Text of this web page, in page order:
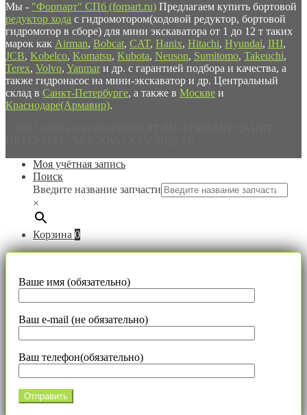
Мы - "Форпарт" СПб (forpart.ru) Предлагаем купить бортовой
редуктор хода с гидромотором(ходовой редуктор, бортовой
гидромотор в сборе) для мини экскаватора от 1 до 12 т таких
марок как Airman, Bobcat, CAT, Hanix, Hitachi, Hyundai, IHI,
JCB, Kobelco, Komatsu, Kubota, Neuson, Sumitomo, Takeuchi,
Terex, Volvo, Yanmar и др. с гарантией подбора и качества, а
также гидронасос на мини-экскаватор и др. Центральный
склад в Санкт-Петербурге, а также в Москве и
Краснодаре(Армавир).
Моя учётная запись
Поиск
Введите название запчасти
×
Корзина 0
Ваше имя (обязательно)
Ваш e-mail (не обязательно)
Ваш телефон(обязательно)